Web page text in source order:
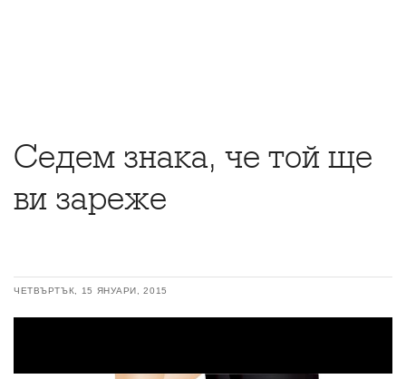
Седем знака, че той ще
ви зареже
ЧЕТВЪРТЪК, 15 ЯНУАРИ, 2015